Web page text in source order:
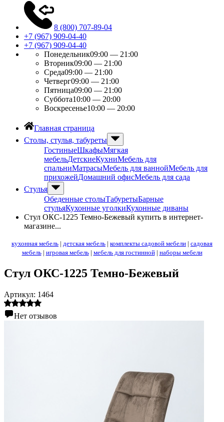
8 (800) 707-89-04
+7 (967) 909-04-40
+7 (967) 909-04-40
Понедельник09:00 — 21:00
Вторник09:00 — 21:00
Среда09:00 — 21:00
Четверг09:00 — 21:00
Пятница09:00 — 21:00
Суббота10:00 — 20:00
Воскресенье10:00 — 20:00
Главная страница
Столы, стулья, табуреты
ГостиныеШкафыМягкая
мебельДетскиеКухниМебель для
спальниМатрасыМебель для ваннойМебель для
прихожейДомашний офисМебель для сада
Стулья
Обеденные столыТабуретыБарные
стульяКухонные уголкиКухонные диваны
Стул ОКС-1225 Темно-Бежевый купить в интернет-
магазине...
кухонная мебель | детская мебель | комплекты садовой мебели | садовая
мебель| игровая мебель| мебель для гостинной| наборы мебели
Стул ОКС-1225 Темно-Бежевый
Артикул: 1464
Нет отзывов